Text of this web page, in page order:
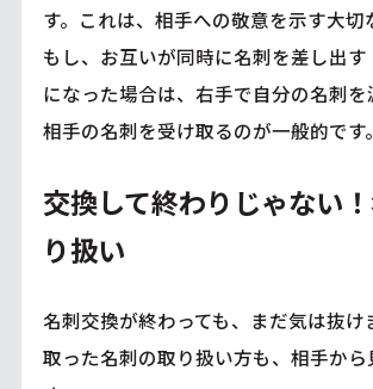
す。これは、相手への敬意を示す大切
もし、お互いが同時に名刺を差し出す
になった場合は、右手で自分の名刺を
相手の名刺を受け取るのが一般的です。
交換して終わりじゃない
り扱い
名刺交換が終わっても、まだ気は抜け
取った名刺の取り扱い方も、相手から